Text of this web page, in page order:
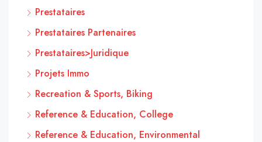
Prestataires
Prestataires Partenaires
Prestataires>Juridique
Projets Immo
Recreation & Sports, Biking
Reference & Education, College
Reference & Education, Environmental